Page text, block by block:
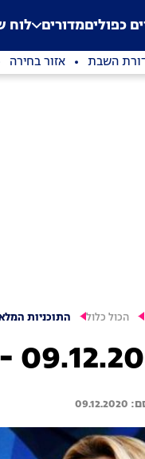
Application error: a
. כפוליםמדורים לוח
השבת אזור בחירה
הכול כלול התוכניות
09.12.2020